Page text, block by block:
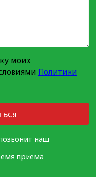
моих
Политики
наш
приема